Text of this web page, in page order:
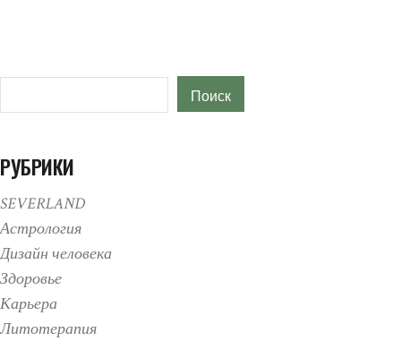
Поиск
РУБРИКИ
SEVERLAND
Астрология
Дизайн человека
Здоровье
Карьера
Литотерапия